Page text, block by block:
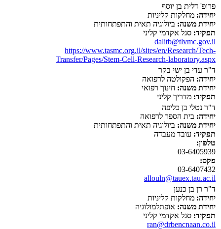
פרופ' דלית בן יוסף
יחידה: מחלקות קליניות
יחידת משנה: ביולוגיה תאית והתפתחותית
תפקיד: סגל אקדמי קליני
dalitb@tlvmc.gov.il
https://www.tasmc.org.il/sites/en/Research/Tech-
Transfer/Pages/Stem-Cell-Research-laboratory.aspx
ד"ר עדי בן ישי בקר
יחידה: הפקולטה לרפואה
יחידת משנה: חינוך רפואי
תפקיד: מדריך קליני
ד"ר נטלי בן כליפה
יחידה: בית הספר לרפואה
יחידת משנה: ביולוגיה תאית והתפתחותית
תפקיד: עובד מעבדה
טלפון:
03-6405939
פקס:
03-6407432
allouln@tauex.tau.ac.il
ד"ר רן בן כנען
יחידה: מחלקות קליניות
יחידת משנה: אופתלמולוגיה
תפקיד: סגל אקדמי קליני
ran@drbencnaan.co.il